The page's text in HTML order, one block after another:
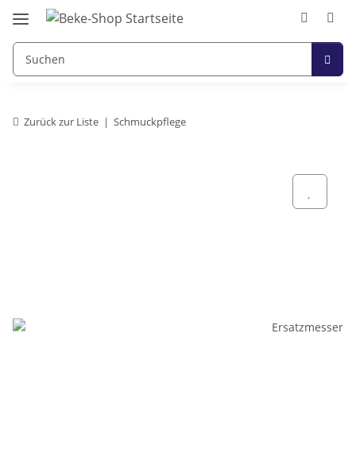
Zurück zur Liste Schmuckpflege